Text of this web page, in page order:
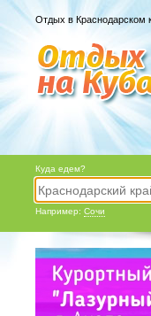
Отдых в Краснодарском
Куда едем?
Например: Сочи